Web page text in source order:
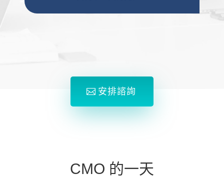
安排諮詢
CMO 的一天